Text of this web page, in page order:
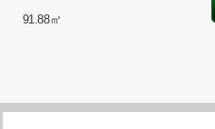
91.88㎡